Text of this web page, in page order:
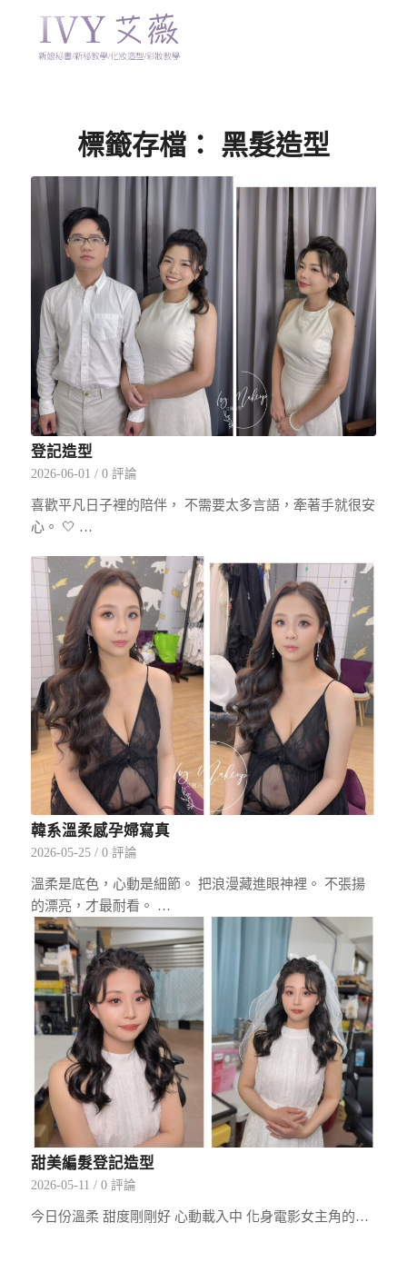
標籤存檔： 黑髮造型
登記造型
2026-06-01 / 0 評論
喜歡平凡日子裡的陪伴， 不需要太多言語，牽著手就很安
心。 🤍 …
韓系溫柔感孕婦寫真
2026-05-25 / 0 評論
溫柔是底色，心動是細節。 把浪漫藏進眼神裡。 不張揚
的漂亮，才最耐看。 …
甜美編髮登記造型
2026-05-11 / 0 評論
今日份溫柔 甜度剛剛好 心動載入中 化身電影女主角的…